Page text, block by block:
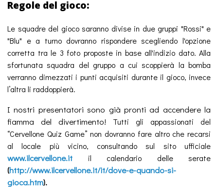
Regole del gioco:
Le squadre del gioco saranno divise in due gruppi "Rossi" e
"Blu" e a turno dovranno rispondere scegliendo l'opzione
corretta tra le 3 foto proposte in base all'indizio dato. Alla
sfortunata squadra del gruppo a cui scoppierà la bomba
verranno dimezzati i punti acquisiti durante il gioco, invece
l’altra li raddoppierà.
I nostri presentatori sono già pronti ad accendere la
fiamma del divertimento! Tutti gli appassionati del
“Cervellone Quiz Game” non dovranno fare altro che recarsi
al locale più vicino, consultando sul sito ufficiale
www.ilcervellone.it il calendario delle serate
(http://www.ilcervellone.it/it/dove-e-quando-si-
gioca.htm).